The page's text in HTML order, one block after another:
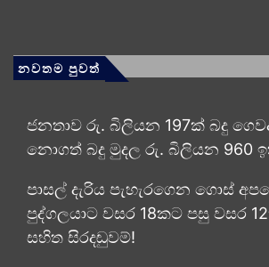
නවතම පුවත්
ජනතාව රු. බිලියන 197ක් බදු
නොගත් බදු මුදල රු. බිලියන 960
පාසල් දැරිය පැහැරගෙන ගොස්
පුද්ගලයාට වසර 18කට පසු වසර
සහිත සිරදඬුවම්!